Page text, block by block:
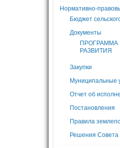
Нормативно-
Бюджет
Документы
ПРОГРАММА
РАЗВИТИЯ
Закупки
Муниципальные
Отчет об
Постановления
Правила
Решения Совета